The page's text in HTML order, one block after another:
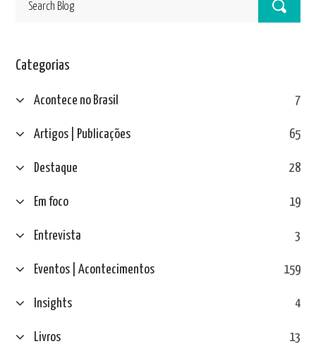
Categorias
Acontece no Brasil 7
Artigos | Publicações 65
Destaque 28
Em foco 19
Entrevista 3
Eventos | Acontecimentos 159
Insights 4
Livros 13